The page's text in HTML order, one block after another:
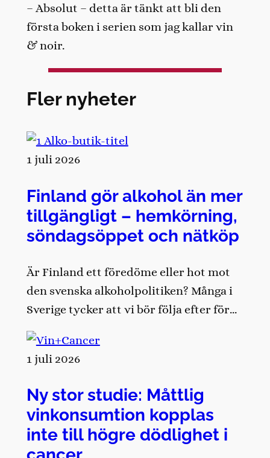
– Absolut – detta är tänkt att bli den
första boken i serien som jag kallar vin
& noir.
Fler nyheter
1 juli 2026
Finland gör alkohol än mer
tillgängligt – hemkörning,
söndagsöppet och nätköp
Är Finland ett föredöme eller hot mot
den svenska alkoholpolitiken? Många i
Sverige tycker att vi bör följa efter för…
1 juli 2026
Ny stor studie: Måttlig
vinkonsumtion kopplas
inte till högre dödlighet i